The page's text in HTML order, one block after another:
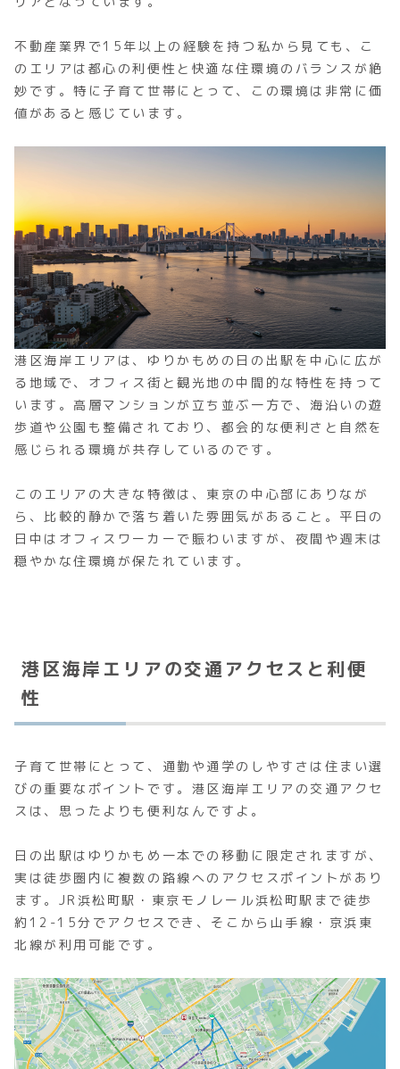
不動産業界で15年以上の経験を持つ私から見ても、こ
のエリアは都心の利便性と快適な住環境のバランスが絶
妙です。特に子育て世帯にとって、この環境は非常に価
値があると感じています。
港区海岸エリアは、ゆりかもめの日の出駅を中心に広が
る地域で、オフィス街と観光地の中間的な特性を持って
います。高層マンションが立ち並ぶ一方で、海沿いの遊
歩道や公園も整備されており、都会的な便利さと自然を
感じられる環境が共存しているのです。
このエリアの大きな特徴は、東京の中心部にありなが
ら、比較的静かで落ち着いた雰囲気があること。平日の
日中はオフィスワーカーで賑わいますが、夜間や週末は
穏やかな住環境が保たれています。
港区海岸エリアの交通アクセスと利便
性
子育て世帯にとって、通勤や通学のしやすさは住まい選
びの重要なポイントです。港区海岸エリアの交通アクセ
スは、思ったよりも便利なんですよ。
日の出駅はゆりかもめ一本での移動に限定されますが、
実は徒歩圏内に複数の路線へのアクセスポイントがあり
ます。JR浜松町駅・東京モノレール浜松町駅まで徒歩
約12-15分でアクセスでき、そこから山手線・京浜東
北線が利用可能です。